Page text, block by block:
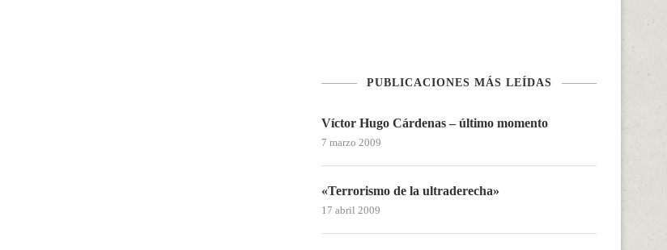
PUBLICACIONES MÁS LEÍDAS
Víctor Hugo Cárdenas – último momento
7 marzo 2009
«Terrorismo de la ultraderecha»
17 abril 2009